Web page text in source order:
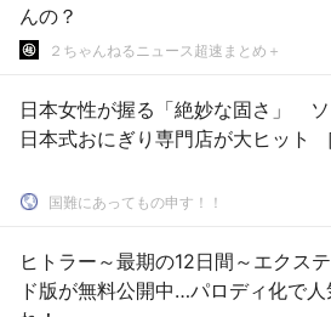
んの？
２ちゃんねるニュース超速まとめ＋
日本女性が握る「絶妙な固さ」
日本式おにぎり専門店が大ヒット ［
国難にあってもの申す！！
ヒトラー～最期の12日間～エクス
ド版が無料公開中…パロディ化で人